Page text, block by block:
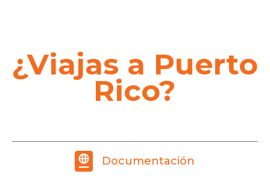
¿Viajas a Puerto
Rico?
Documentación